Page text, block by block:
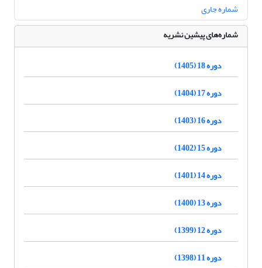
شماره جاری
شماره‌های پیشین نشریه
دوره 18 (1405)
دوره 17 (1404)
دوره 16 (1403)
دوره 15 (1402)
دوره 14 (1401)
دوره 13 (1400)
دوره 12 (1399)
دوره 11 (1398)